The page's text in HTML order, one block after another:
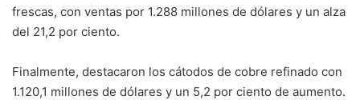
frescas, con ventas por 1.288 millones de dólares y un alza
del 21,2 por ciento.
Finalmente, destacaron los cátodos de cobre refinado con
1.120,1 millones de dólares y un 5,2 por ciento de aumento.